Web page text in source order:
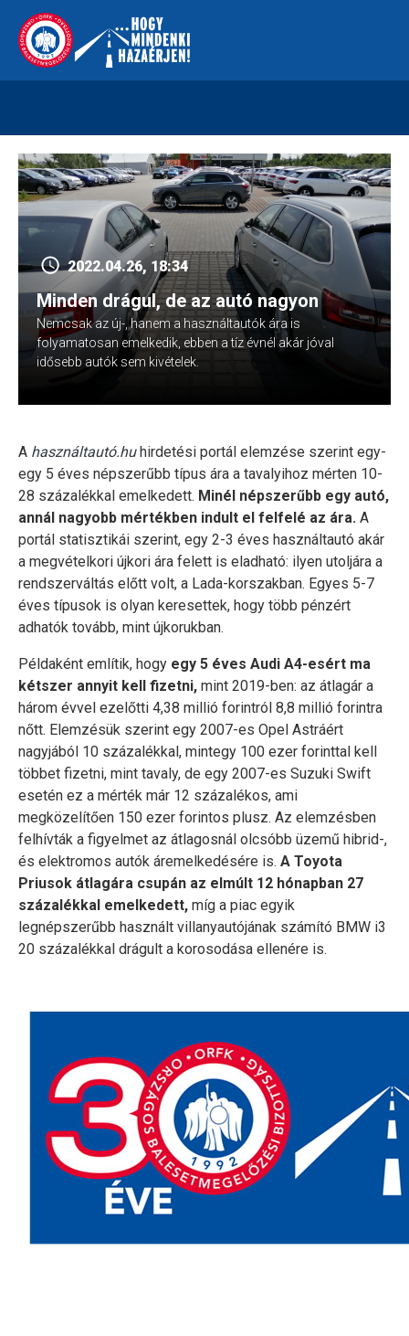
content
kreszvaltozas.hu
2022.04.26, 18:34
Minden drágul, de az autó nagyon
Nemcsak az új-, hanem a használtautók ára is
folyamatosan emelkedik, ebben a tíz évnél akár jóval
idősebb autók sem kivételek.
A használtautó.huhirdetési portál elemzése szerint egy-
egy 5 éves népszerűbb típus ára a tavalyihoz mérten 10-
28 százalékkal emelkedett. Minél népszerűbb egy autó,
annál nagyobb mértékben indult el felfelé az ára. A
portál statisztikái szerint, egy 2-3 éves használtautó akár
a megvételkori újkori ára felett is eladható: ilyen utoljára a
rendszerváltás előtt volt, a Lada-korszakban. Egyes 5-7
éves típusok is olyan keresettek, hogy több pénzért
adhatók tovább, mint újkorukban.
Példaként említik, hogy egy 5 éves Audi A4-esért ma
kétszer annyit kell fizetni, mint 2019-ben: az átlagár a
három évvel ezelőtti 4,38 millió forintról 8,8 millió forintra
nőtt. Elemzésük szerint egy 2007-es Opel Astráért
nagyjából 10 százalékkal, mintegy 100 ezer forinttal kell
többet fizetni, mint tavaly, de egy 2007-es Suzuki Swift
esetén ez a mérték már 12 százalékos, ami
megközelítően 150 ezer forintos plusz. Az elemzésben
felhívták a figyelmet az átlagosnál olcsóbb üzemű hibrid-,
és elektromos autók áremelkedésére is. A Toyota
Priusok átlagára csupán az elmúlt 12 hónapban 27
százalékkal emelkedett, míg a piac egyik
legnépszerűbb használt villanyautójának számító BMW i3
20 százalékkal drágult a korosodása ellenére is.